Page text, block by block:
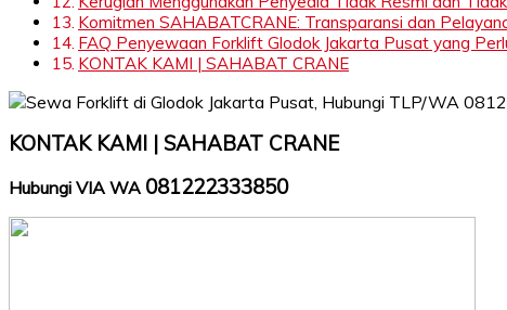
Komitmen SAHABATCRANE: Transparansi dan
FAQ Penyewaan Forklift Glodok Jakarta Pusat yang
KONTAK KAMI | SAHABAT CRANE
KONTAK KAMI | SAHABAT CRANE
Hubungi VIA WA 081222333850